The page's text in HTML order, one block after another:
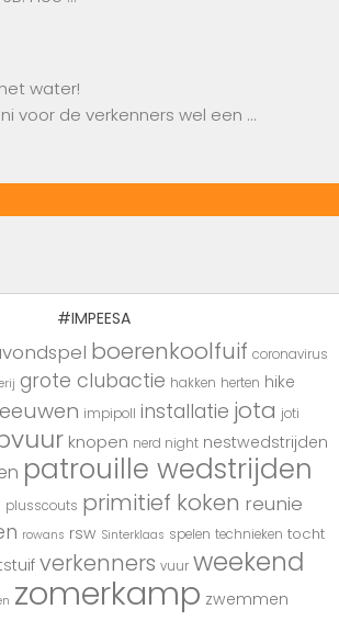
water!
voor de verkenners wel een …
#IMPEESA
boerenkoolfuif coronavirus
grote clubactie hakken herten hike
impipoll installatie jota joti
knopen nerd night nestwedstrijden
patrouille wedstrijden
plusscouts primitief koken reunie
rowans rsw Sinterklaas spelen technieken tocht
verkenners vuur weekend
zomerkamp zwemmen